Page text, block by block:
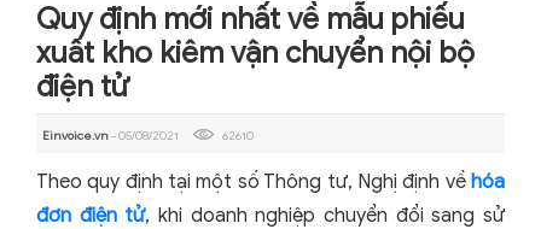
Quy định mới nhất về mẫu phiếu
xuất kho kiêm vận chuyển nội bộ
điện tử
Einvoice.vn- 05/08/2021 62610
Theo quy định tại một số Thông tư, Nghị định về hóa
đơn điện tử, khi doanh nghiệp chuyển đổi sang sử